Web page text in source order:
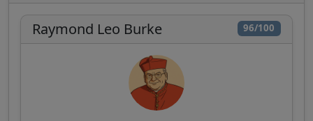
96/100
Raymond Leo Burke